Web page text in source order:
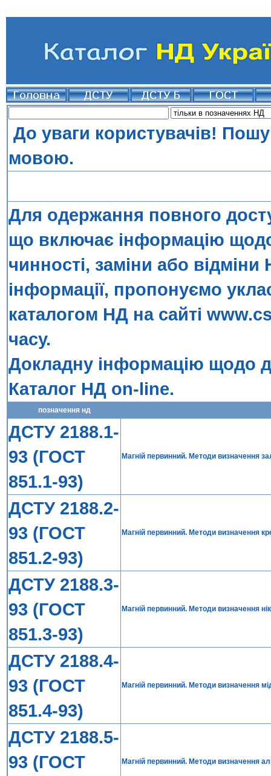
До уваги користувачів!
мовою.
Для одержання повного
що включає інформацію
чинності, заміни або
інформації, пропонуємо
каталогом НД на сайті
часу.
Докладну інформацію щодо
Каталог НД on-line.
позначення нд
ДСТУ 2188.1-
93 (ГОСТ
851.1-93)
Магній первинний. Методи визначення
ДСТУ 2188.2-
93 (ГОСТ
851.2-93)
Магній первинний. Методи визначення
ДСТУ 2188.3-
93 (ГОСТ
851.3-93)
Магній первинний. Методи визначення
ДСТУ 2188.4-
93 (ГОСТ
851.4-93)
Магній первинний. Методи визначення
ДСТУ 2188.5-
93 (ГОСТ
Магній первинний. Методи визначення